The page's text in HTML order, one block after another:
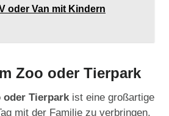
oder Van mit Kindern
Zoo oder Tierpark
oder Tierparkist eine großartige
mit der Familie zu verbringen.